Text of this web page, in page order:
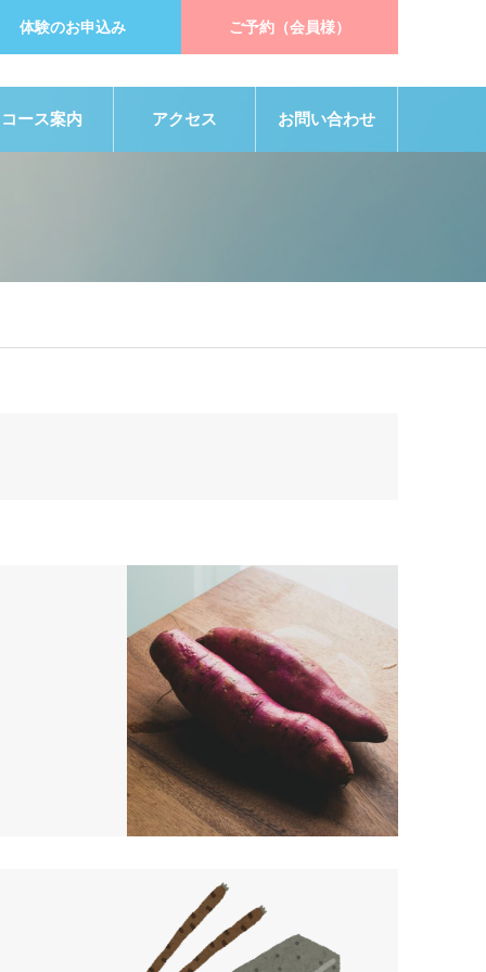
体験のお申込み ご予約（会員様）
コース案内 アクセス お問い合わせ